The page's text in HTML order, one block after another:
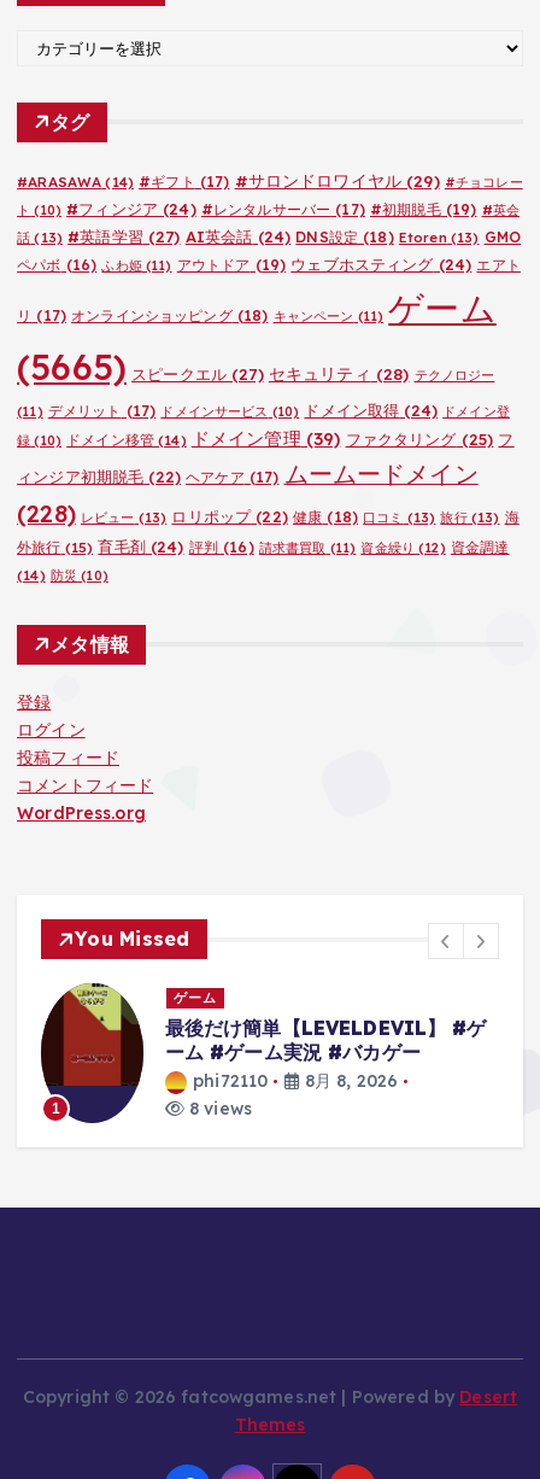
ゴ
タグ
#ARASAWA (14) #ギフト (17) #サロンドロワイヤル(29) #チョコレー
ト (10) #フィンジア (24) #レンタルサーバー (17) #初期脱毛(19) #英会
話 (13) #英語学習 (27) AI英会話 (24) DNS設定 (18) Etoren(13) GMO
ペパボ (16) ふわ姫(11) アウトドア (19) ウェブホスティング (24) エアト
リ (17) オンラインショッピング(18) キャンペーン (11) ゲーム
(5665) スピークエル(27) セキュリティ (28) テクノロジー
(11) デメリット (17) ドメインサービス (10) ドメイン取得 (24) ドメイン登
録 (10) ドメイン移管(14) ドメイン管理 (39) ファクタリング (25) フ
ィンジア初期脱毛 (22) ヘアケア (17) ムームードメイン
(228) レビュー (13) ロリポップ(22) 健康 (18) 口コミ (13) 旅行(13) 海
外旅行 (15) 育毛剤(24) 評判 (16) 請求書買取 (11) 資金繰り (12) 資金調達
(14) 防災 (10)
メタ情報
登録
ログイン
投稿フィード
コメントフィード
WordPress.org
You Missed
1
ゲーム
最後だけ簡単【LEVELDEVIL】 #ゲ
ーム #ゲーム実況 #バカゲー
phi72110
8月 8, 2026
8 views
Copyright © 2026 fatcowgames.net | Powered by Desert
Themes